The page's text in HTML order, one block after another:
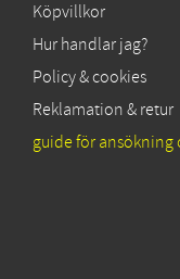
Köpvillkor
Hur handlar jag?
Policy & cookies
Reklamation & retur
guide för